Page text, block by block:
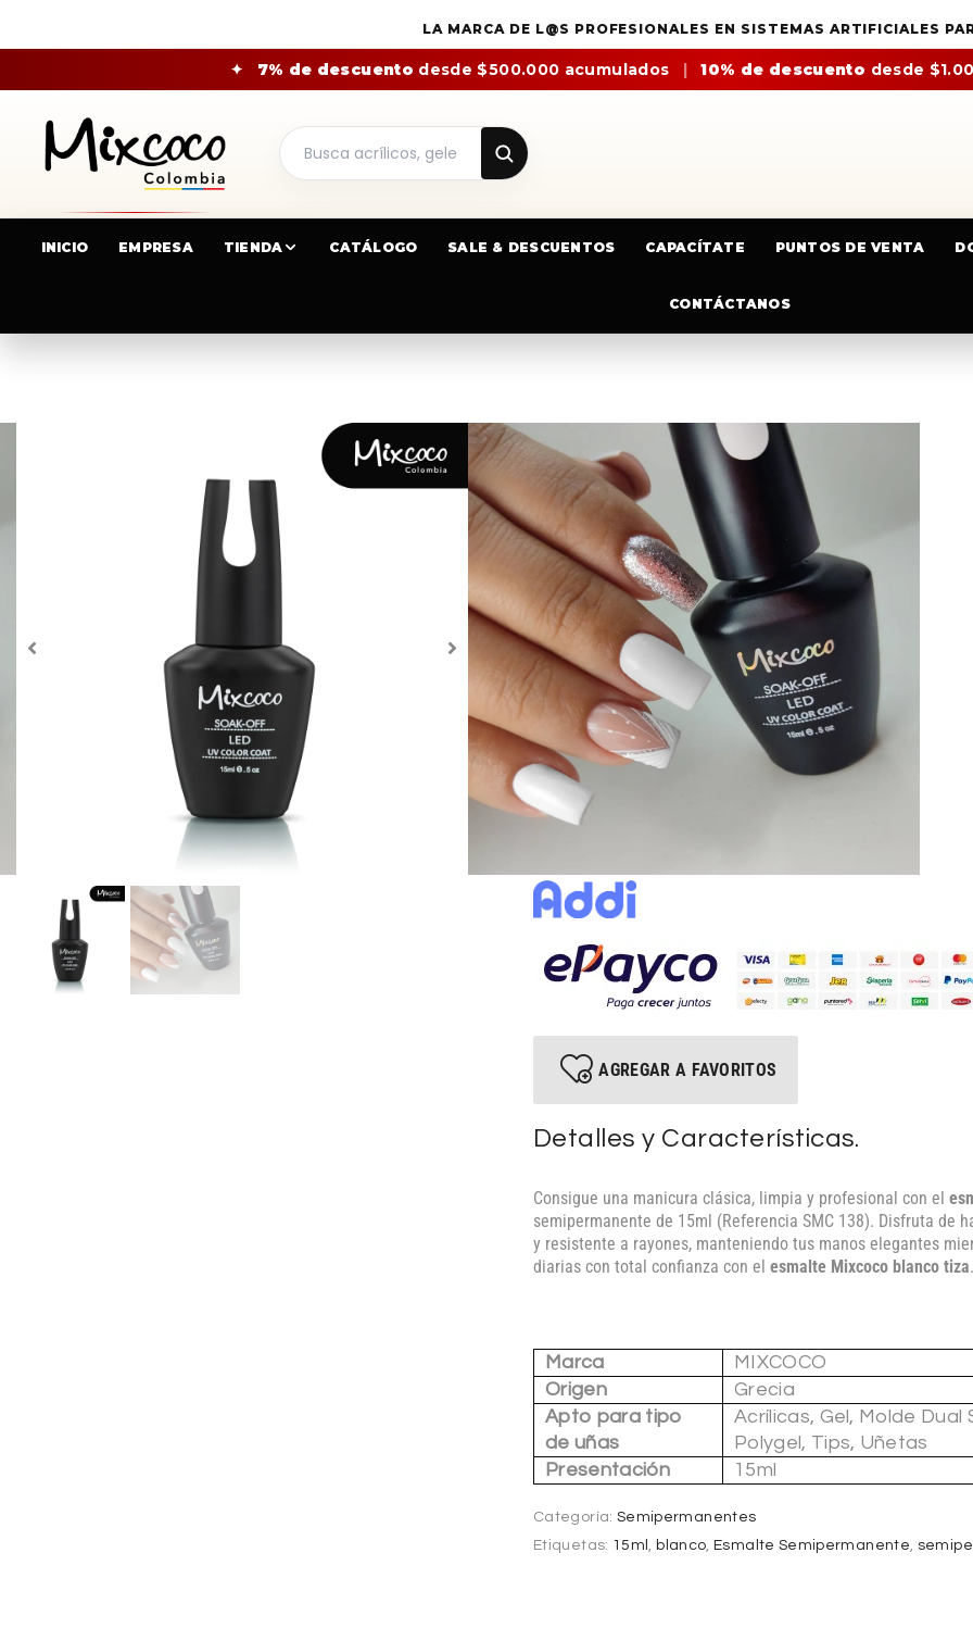
LA MARCA DE L@S PROFESIONALES EN SISTEMAS ARTIFICIALES
✦ 7% de descuento desde $500.000 acumulados | 10% de descuento desde
INICIO EMPRESA TIENDA CATÁLOGO SALE & DESCUENTOS CAPACÍTATE PUNTOS DE VENTA
CONTÁCTANOS
ESMALTE MIXCOCO SMC 138
SEMIPERMANENTE
$ 30000
Selecciona una referencia y
Sin existencias
Paga rápido y seguro con
AGREGAR A FAVORITOS
Detalles y Características.
Consigue una manicura clásica, limpia y profesional con el
semipermanente de 15ml (Referencia SMC 138). Disfruta de
y resistente a rayones, manteniendo tus manos elegantes
diarias con total confianza con el esmalte Mixcoco blanco tiza.
Marca
MIXCOCO
Origen
Grecia
Apto para tipo
de uñas
Acrílicas, Gel, Molde Dual
Polygel, Tips, Uñetas
Presentación
15ml
Categoría: Semipermanentes
Etiquetas: 15ml , blanco, Esmalte Semipermanente,